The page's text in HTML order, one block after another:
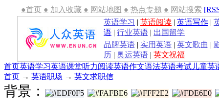
●首页 ● 加入收藏 ● 网站地图 ● 热点专题 ● 网站搜索
英语学习 | 英语阅读 | 英语写作 |
语 | 行业英语 | 出国留学
品牌英语 | 实用英语 | 英文歌曲 |
历 | 奥运英语 | 英文祝福
首页英语学习英语课堂听力阅读英语作文语法英语考试 儿童英
首页 → 英语职场 → 英文求职信
背景：